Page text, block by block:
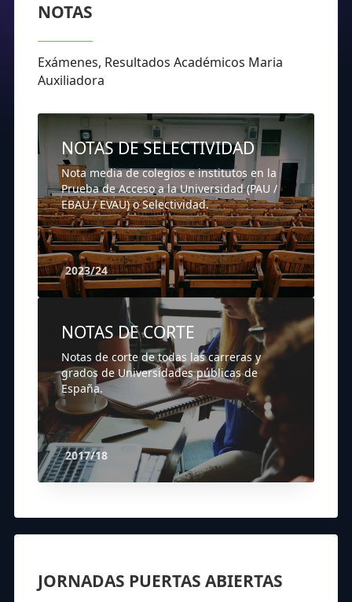
NOTAS
Exámenes, Resultados Académicos Maria
Auxiliadora
NOTAS DE SELECTIVIDAD
Nota media de colegios e institutos en la
Prueba de Acceso a la Universidad (PAU /
EBAU / EVAU) o Selectividad.
2023/24
NOTAS DE CORTE
Notas de corte de todas las carreras y
grados de Universidades públicas de
España.
2017/18
JORNADAS PUERTAS ABIERTAS